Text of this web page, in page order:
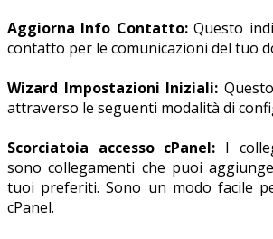
Aggiorna Info Contatto:Questo
contatto per le comunicazioni del tuo
Wizard Impostazioni Iniziali:
attraverso le seguenti modalità di
Scorciatoia accesso cPanel: I
sono collegamenti che puoi
tuoi preferiti. Sono un modo facile
cPanel.